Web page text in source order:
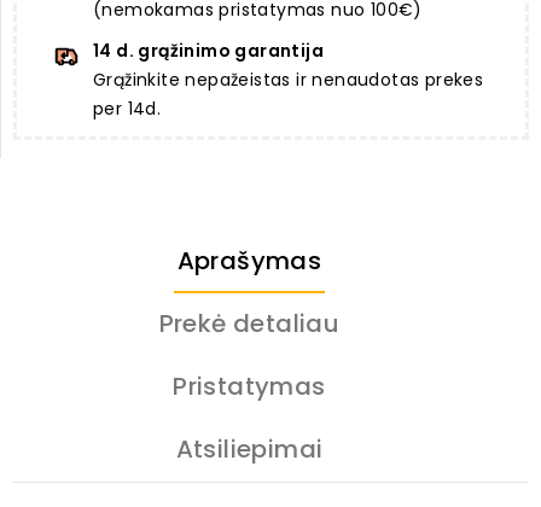
(nemokamas pristatymas nuo 100€)
14 d. grąžinimo garantija
Grąžinkite nepažeistas ir nenaudotas prekes
per 14d.
Aprašymas
Prekė detaliau
Pristatymas
Atsiliepimai